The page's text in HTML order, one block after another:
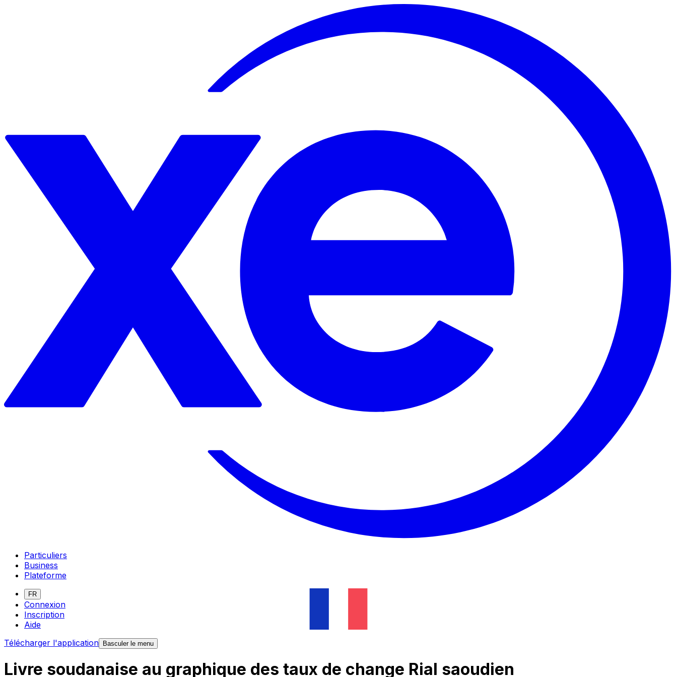
Particuliers
Business
Plateforme
FR
Connexion
Inscription
Aide
Télécharger l'application Basculer le menu
Livre soudanaise au graphique des taux de change Rial saoudien